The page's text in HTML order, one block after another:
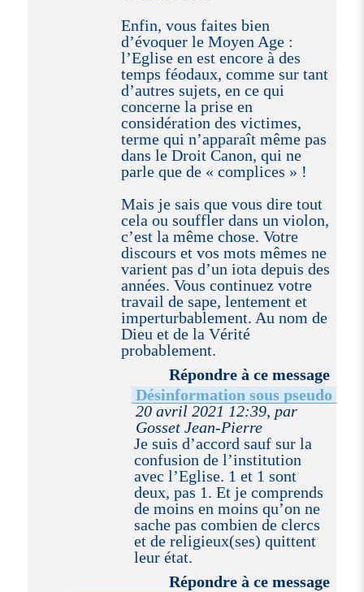
Enfin, vous faites bien
d’évoquer le Moyen Age :
l’Eglise en est encore à des
temps féodaux, comme sur tant
d’autres sujets, en ce qui
concerne la prise en
considération des victimes,
terme qui n’apparaît même pas
dans le Droit Canon, qui ne
parle que de « complices » !
Mais je sais que vous dire tout
cela ou souffler dans un violon,
c’est la même chose. Votre
discours et vos mots mêmes ne
varient pas d’un iota depuis des
années. Vous continuez votre
travail de sape, lentement et
imperturbablement. Au nom de
Dieu et de la Vérité
probablement.
Répondre à ce message
Désinformation sous pseudo
20 avril 2021 12:39, par
Gosset Jean-Pierre
Je suis d’accord sauf sur la
confusion de l’institution
avec l’Eglise. 1 et 1 sont
deux, pas 1. Et je comprends
de moins en moins qu’on ne
sache pas combien de clercs
et de religieux(ses) quittent
leur état.
Répondre à ce message